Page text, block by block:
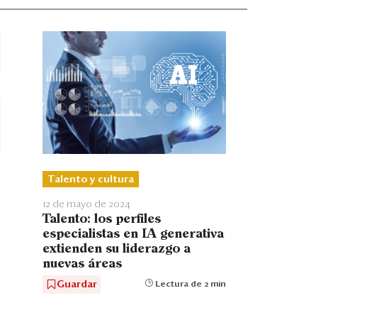
Talento y cultura
12 de mayo de 2024
Talento: los perfiles
especialistas en IA generativa
extienden su liderazgo a
nuevas áreas
Guardar Lectura de 2 min